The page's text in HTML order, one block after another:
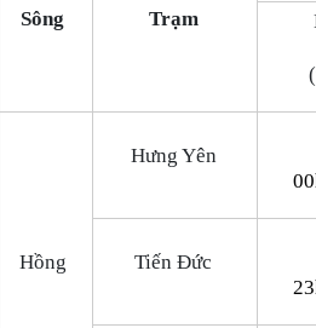
Sông Trạm
Hồng
Hưng Yên
Tiến Đức